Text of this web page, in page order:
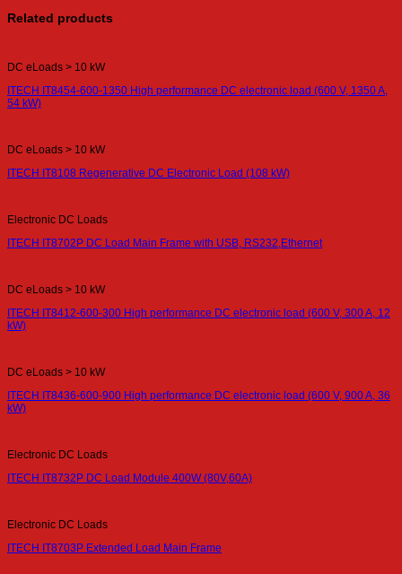
Related products
DC eLoads > 10 kW
ITECH IT8454-600-1350 High performance DC electronic load (600 V, 1350 A,
54 kW)
DC eLoads > 10 kW
ITECH IT8108 Regenerative DC Electronic Load (108 kW)
Electronic DC Loads
ITECH IT8702P DC Load Main Frame with USB, RS232,Ethernet
DC eLoads > 10 kW
ITECH IT8412-600-300 High performance DC electronic load (600 V, 300 A, 12
kW)
DC eLoads > 10 kW
ITECH IT8436-600-900 High performance DC electronic load (600 V, 900 A, 36
kW)
Electronic DC Loads
ITECH IT8732P DC Load Module 400W (80V,60A)
Electronic DC Loads
ITECH IT8703P Extended Load Main Frame